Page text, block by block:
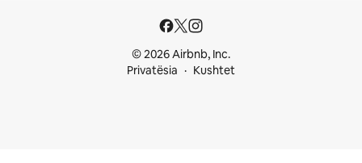
© 2026 Airbnb, Inc.
Privatësia
Kushtet